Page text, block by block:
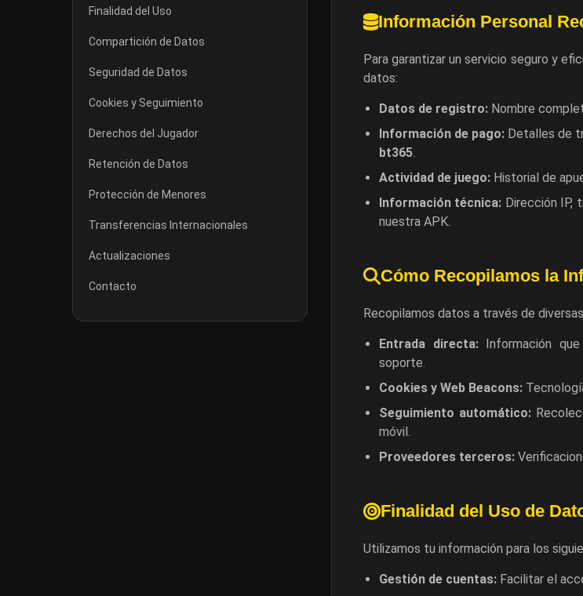
Finalidad del Uso
Compartición de Datos
Seguridad de Datos
Cookies y Seguimiento
Derechos del Jugador
Retención de Datos
Protección de Menores
Transferencias Internacionales
Actualizaciones
Contacto
Información Personal
Para garantizar un servicio seguro y
datos:
Datos de registro: Nombre
Información de pago: Detalles de
bt365.
Actividad de juego: Historial de
Información técnica: Dirección IP,
nuestra APK.
Cómo Recopilamos la
Recopilamos datos a través de
Entrada directa:Información que
soporte.
Cookies y Web Beacons:
Seguimiento automático:
móvil.
Proveedores terceros:
Finalidad del Uso de
Utilizamos tu información para los
Gestión de cuentas: Facilitar el